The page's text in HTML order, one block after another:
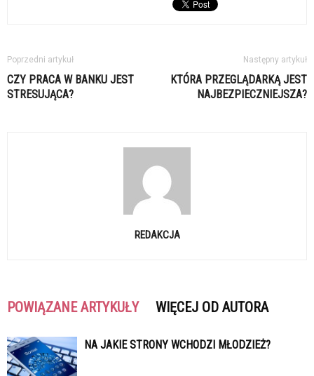
Poprzedni artykuł
CZY PRACA W BANKU JEST
STRESUJĄCA?
Następny artykuł
KTÓRA PRZEGLĄDARKĄ JEST
NAJBEZPIECZNIEJSZA?
REDAKCJA
POWIĄZANE ARTYKUŁY WIĘCEJ OD AUTORA
NA JAKIE STRONY WCHODZI MŁODZIEŻ?